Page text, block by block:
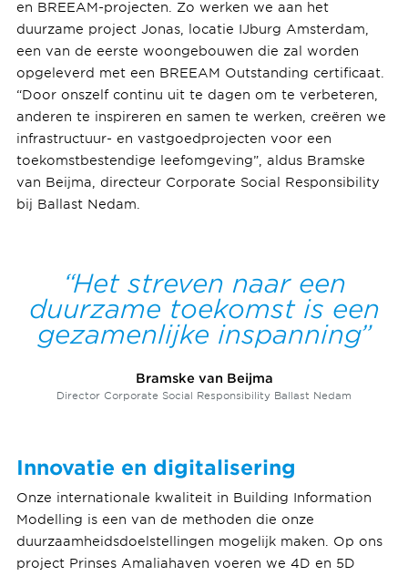
en BREEAM-projecten. Zo werken we aan het
duurzame project Jonas, locatie IJburg Amsterdam,
een van de eerste woongebouwen die zal worden
opgeleverd met een BREEAM Outstanding certificaat.
“Door onszelf continu uit te dagen om te verbeteren,
anderen te inspireren en samen te werken, creëren we
infrastructuur- en vastgoedprojecten voor een
toekomstbestendige leefomgeving”, aldus Bramske
van Beijma, directeur Corporate Social Responsibility
bij Ballast Nedam.
Het streven naar een
duurzame toekomst is een
gezamenlijke inspanning
Bramske van Beijma
Director Corporate Social Responsibility Ballast Nedam
Innovatie en digitalisering
Onze internationale kwaliteit in Building Information
Modelling is een van de methoden die onze
duurzaamheidsdoelstellingen mogelijk maken. Op ons
project Prinses Amaliahaven voeren we 4D en 5D